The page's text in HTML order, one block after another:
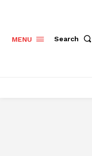
MENU Search